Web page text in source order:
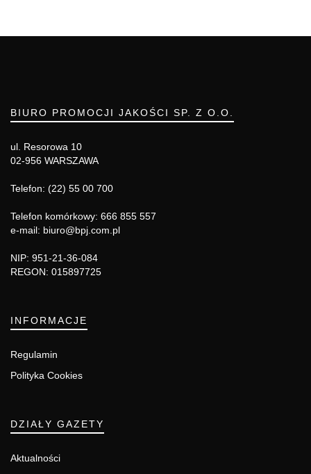
BIURO PROMOCJI JAKOŚCI SP. Z O.O.
ul. Resorowa 10
02-956 WARSZAWA
Telefon: (22) 55 00 700
Telefon komórkowy: 666 855 557
e-mail: biuro@bpj.com.pl
NIP: 951-21-36-084
REGON: 015897725
INFORMACJE
Regulamin
Polityka Cookies
DZIAŁY GAZETY
Aktualności